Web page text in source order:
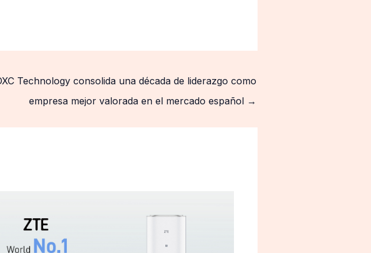
Technology consolida una década de liderazgo como
empresa mejor valorada en el mercado español →